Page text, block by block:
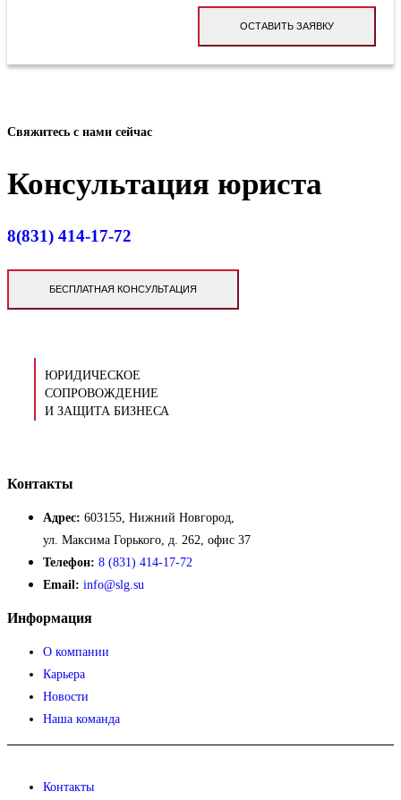
ОСТАВИТЬ ЗАЯВКУ
Свяжитесь с нами сейчас
Консультация юриста
8(831) 414-17-72
БЕСПЛАТНАЯ КОНСУЛЬТАЦИЯ
ЮРИДИЧЕСКОЕ
СОПРОВОЖДЕНИЕ
И ЗАЩИТА БИЗНЕСА
Контакты
Адрес: 603155, Нижний Новгород,
ул. Максима Горького, д. 262, офис 37
Телефон: 8 (831) 414-17-72
Email: info@slg.su
Информация
О компании
Карьера
Новости
Наша команда
Контакты